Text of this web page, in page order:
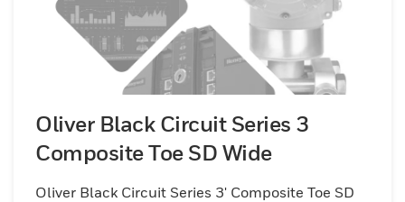
Oliver Black Circuit Series 3
Composite Toe SD Wide
Oliver Black Circuit Series 3' Composite Toe SD